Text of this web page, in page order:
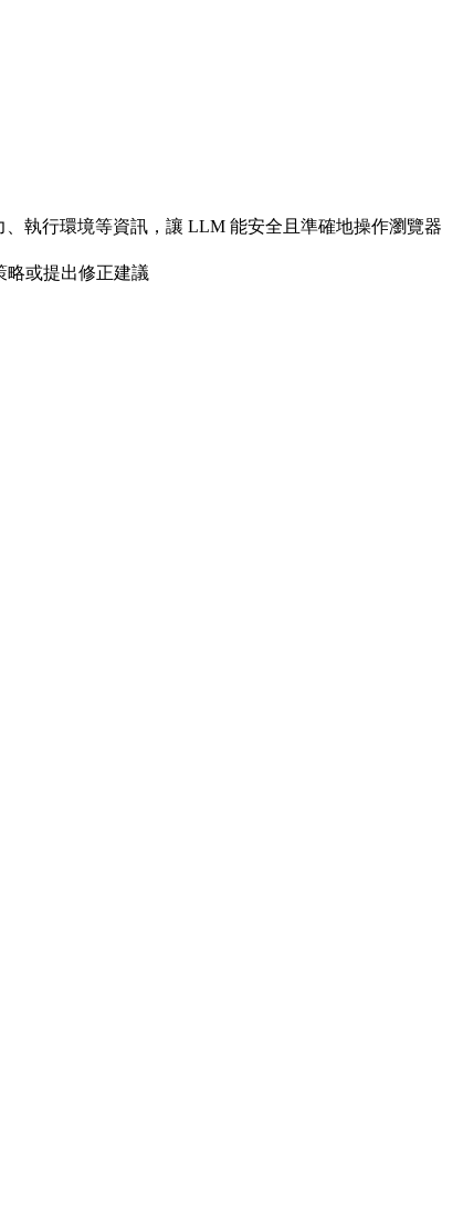
、執行環境等資訊，讓 LLM 能安全且準確地操作瀏覽器
略或提出修正建議